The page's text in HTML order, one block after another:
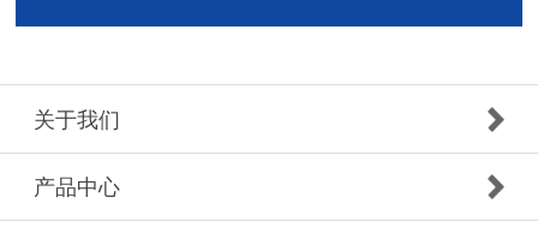
关于我们
产品中心